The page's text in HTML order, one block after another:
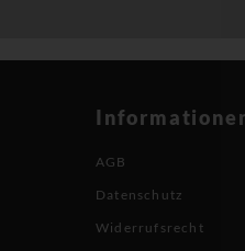
AGB
Datenschutz
Widerrufsrecht